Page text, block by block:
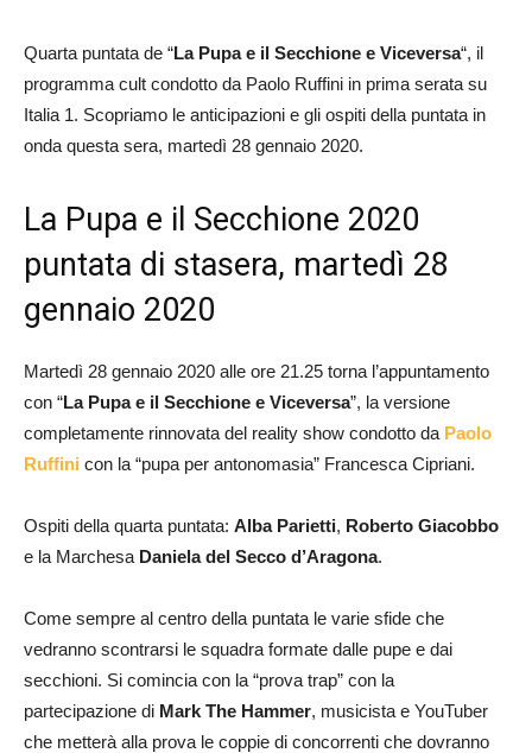
Quarta puntata de “La Pupa e il Secchione e Viceversa“, il
programma cult condotto da Paolo Ruffini in prima serata su
Italia 1. Scopriamo le anticipazioni e gli ospiti della puntata in
onda questa sera, martedì 28 gennaio 2020.
La Pupa e il Secchione 2020
puntata di stasera, martedì 28
gennaio 2020
Martedì 28 gennaio 2020 alle ore 21.25 torna l’appuntamento
con “La Pupa e il Secchione e Viceversa”, la versione
completamente rinnovata del reality show condotto da Paolo
Ruffini con la “pupa per antonomasia” Francesca Cipriani.
Ospiti della quarta puntata: Alba Parietti, Roberto Giacobbo
e la Marchesa Daniela del Secco d’Aragona.
Come sempre al centro della puntata le varie sfide che
vedranno scontrarsi le squadra formate dalle pupe e dai
secchioni. Si comincia con la “prova trap” con la
partecipazione di Mark The Hammer, musicista e YouTuber
che metterà alla prova le coppie di concorrenti che dovranno